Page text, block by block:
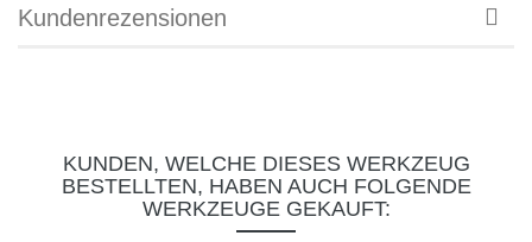
Kundenrezensionen
KUNDEN, WELCHE DIESES WERKZEUG
BESTELLTEN, HABEN AUCH FOLGENDE
WERKZEUGE GEKAUFT: